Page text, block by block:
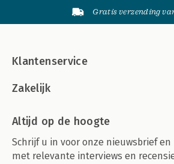
Gratis verzending
Klantenservice
Zakelijk
Altijd op de hoogte
Schrijf u in voor onze nieuwsbrief
met relevante interviews en